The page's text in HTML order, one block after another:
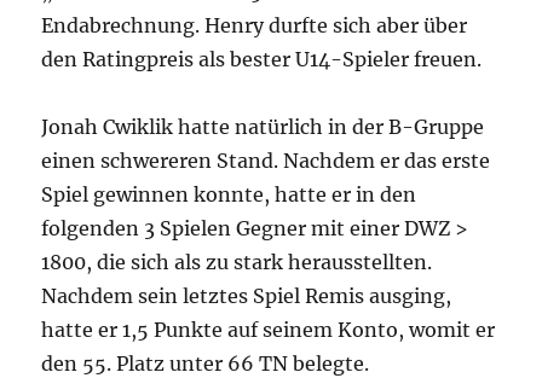
Endabrechnung. Henry durfte sich aber über
den Ratingpreis als bester U14-Spieler freuen.
Jonah Cwiklik hatte natürlich in der B-Gruppe
einen schwereren Stand. Nachdem er das erste
Spiel gewinnen konnte, hatte er in den
folgenden 3 Spielen Gegner mit einer DWZ >
1800, die sich als zu stark herausstellten.
Nachdem sein letztes Spiel Remis ausging,
hatte er 1,5 Punkte auf seinem Konto, womit er
den 55. Platz unter 66 TN belegte.